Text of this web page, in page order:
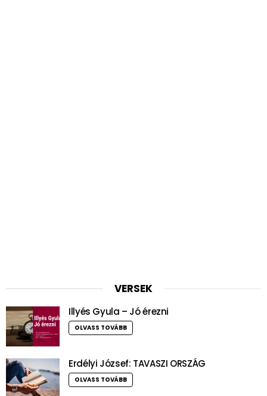
VERSEK
Illyés Gyula – Jó érezni
OLVASS TOVÁBB
Erdélyi József: TAVASZI ORSZÁG
OLVASS TOVÁBB